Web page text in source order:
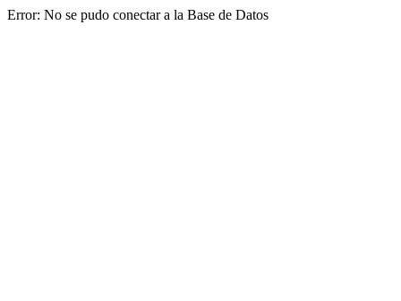
Error: No se pudo conectar a la Base de Datos